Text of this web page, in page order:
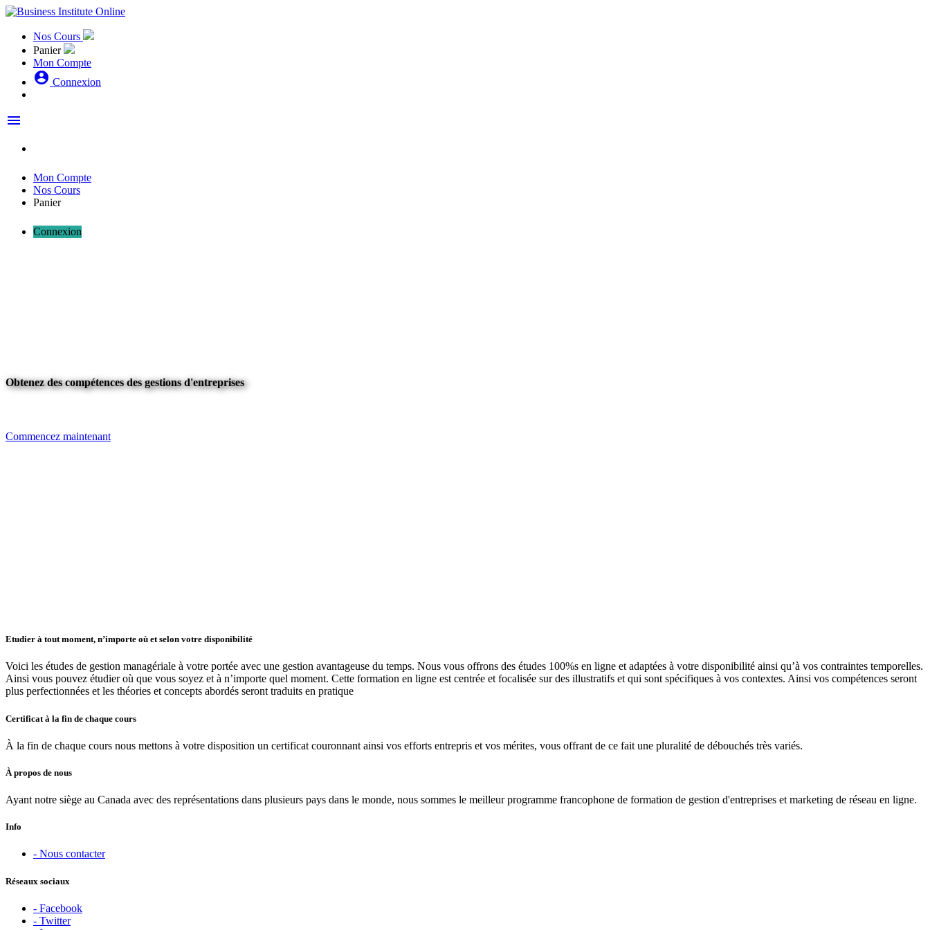
Nos Cours
Panier
Mon Compte
account_circle Connexion
menu
Mon Compte
Nos Cours
Panier
Connexion
Obtenez des compétences des gestions d'entreprises
Commencez maintenant
Etudier à tout moment, n’importe où et selon votre disponibilité
Voici les études de gestion managériale à votre portée avec une gestion avantageuse du temps. Nous vous offrons des études 100%s en ligne et adaptées à votre disponibilité ainsi qu’à vos contraintes temporelles.
Ainsi vous pouvez étudier où que vous soyez et à n’importe quel moment. Cette formation en ligne est centrée et focalisée sur des illustratifs et qui sont spécifiques à vos contextes. Ainsi vos compétences seront
plus perfectionnées et les théories et concepts abordés seront traduits en pratique
Certificat à la fin de chaque cours
À la fin de chaque cours nous mettons à votre disposition un certificat couronnant ainsi vos efforts entrepris et vos mérites, vous offrant de ce fait une pluralité de débouchés très variés.
À propos de nous
Ayant notre siège au Canada avec des représentations dans plusieurs pays dans le monde, nous sommes le meilleur programme francophone de formation de gestion d'entreprises et marketing de réseau en ligne.
Info
- Nous contacter
Réseaux sociaux
- Facebook
- Twitter